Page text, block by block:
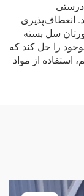
انعطاف‌پذیری
سل بسته
را حل کند که
از مواد